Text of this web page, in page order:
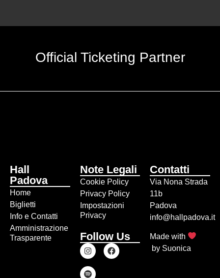
Official Ticketing Partner
Hall
Padova
Home
Biglietti
Info e Contatti
Amministrazione
Trasparente
Note Legali
Cookie Policy
Privacy Policy
Impostazioni
Privacy
Follow Us
Contatti
Via Nona Strada
11b
Padova
info@hallpadova.it
Made with
by Suonica